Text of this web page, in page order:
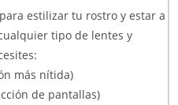
estilizar tu rostro y estar a
tipo de lentes y
más nítida)
de pantallas)